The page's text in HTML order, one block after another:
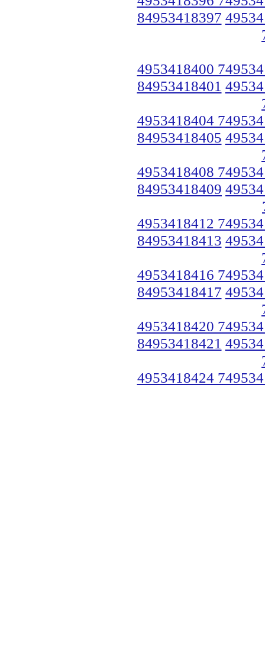
84953418397
4953418400
84953418401
4953418404
84953418405
4953418408
84953418409
4953418412
84953418413
4953418416
84953418417
4953418420
84953418421
4953418424